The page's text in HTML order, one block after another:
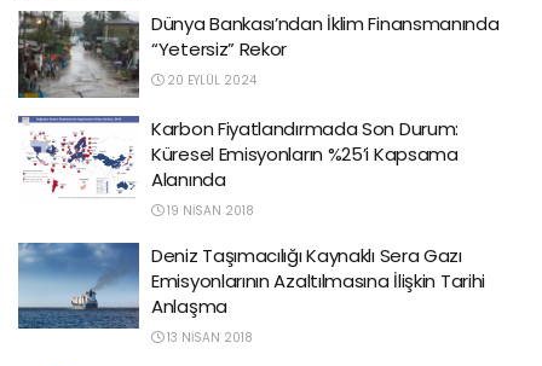
Dünya Bankası’ndan İklim Finansmanında
“Yetersiz” Rekor
20 EYLÜL 2024
Karbon Fiyatlandırmada Son Durum:
Küresel Emisyonların %25’i Kapsama
Alanında
19 NISAN 2018
Deniz Taşımacılığı Kaynaklı Sera Gazı
Emisyonlarının Azaltılmasına İlişkin Tarihi
Anlaşma
13 NISAN 2018